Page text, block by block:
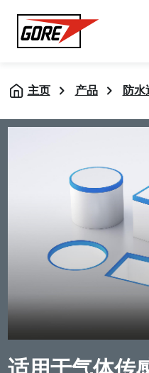
Gore
主页 产品 防
适用于气体传